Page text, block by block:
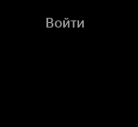
Войти